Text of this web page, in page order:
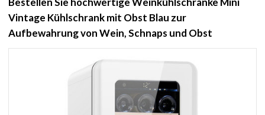
Vintage Kühlschrank mit Obst Blau zur
Aufbewahrung von Wein, Schnaps und Obst